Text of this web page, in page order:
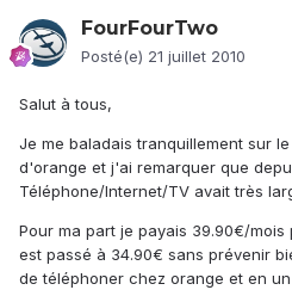
FourFourTwo
Posté(e) 21 juillet 2010
Salut à tous,
Je me baladais tranquillement sur
d'orange et j'ai remarquer que
Téléphone/Internet/TV avait très
Pour ma part je payais 39.90€/
est passé à 34.90€ sans prévenir
de téléphoner chez orange et en